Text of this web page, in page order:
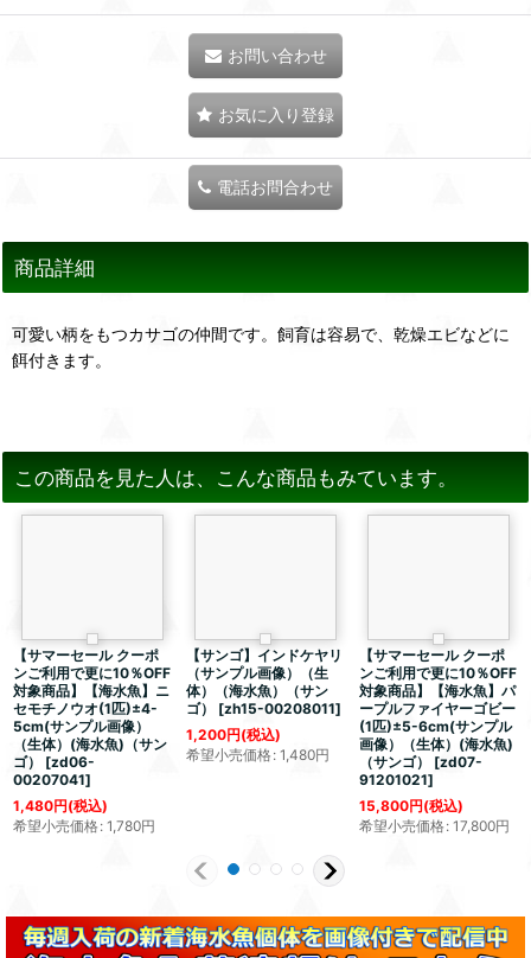
お問い合わせ
お気に入り登録
電話お問合わせ
商品詳細
可愛い柄をもつカサゴの仲間です。飼育は容易で、乾燥エビなどに
餌付きます。
この商品を見た人は、こんな商品もみています。
【サマーセール クーポ
ンご利用で更に10％OFF
対象商品】【海水魚】ニ
セモチノウオ(1匹)±4-
5cm(サンプル画像）
（生体）(海水魚)（サン
ゴ）
[zd06-
00207041]
1,480円(税込)
希望小売価格: 1,780円
【サンゴ】インドケヤリ
（サンプル画像）（生
体）（海水魚）（サン
ゴ）
[zh15-00208011]
1,200円(税込)
希望小売価格: 1,480円
【サマーセール クーポ
ンご利用で更に10％OFF
対象商品】【海水魚】パ
ープルファイヤーゴビー
(1匹)±5-6cm(サンプル
画像）（生体）(海水魚)
（サンゴ）
[zd07-
91201021]
15,800円(税込)
希望小売価格: 17,800円